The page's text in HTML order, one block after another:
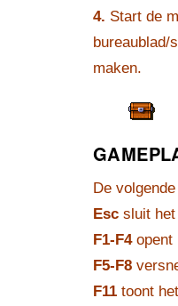
4. Start de
bureaublad/
maken.
De
Esc sluit
F1-F4opent
F5-F8
F11 toont